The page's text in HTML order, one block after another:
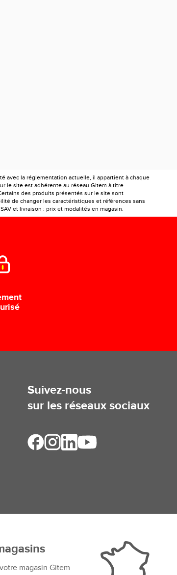
avec la réglementation actuelle, il appartient à chaque
le site est adhérente au réseau Gitem à titre
des produits présentés sur le site sont
de changer les caractéristiques et références sans
et livraison : prix et modalités en magasin.
Suivez-nous
sur les réseaux sociaux
magasin Gitem